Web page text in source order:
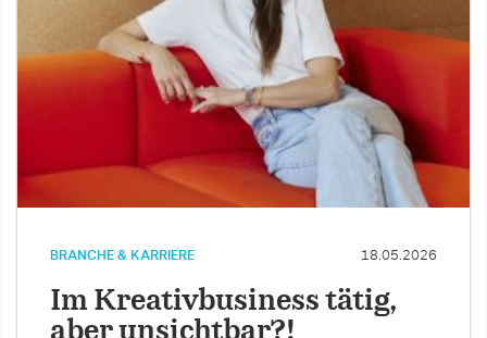
BRANCHE & KARRIERE 18.05.2026
Im Kreativbusiness tätig,
aber unsichtbar?!